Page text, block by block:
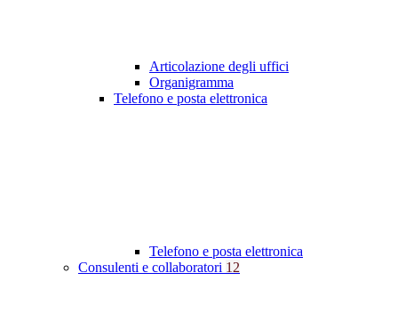
Articolazione degli uffici
Organigramma
Telefono e posta elettronica
Telefono e posta elettronica
Consulenti e collaboratori 12